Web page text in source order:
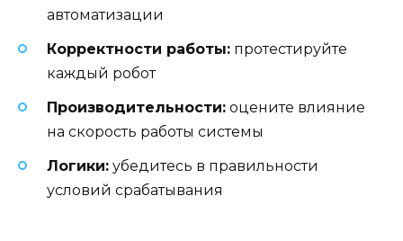
автоматизации
Корректности работы: протестируйте
каждый робот
Производительности: оцените влияние
на скорость работы системы
Логики: убедитесь в правильности
условий срабатывания